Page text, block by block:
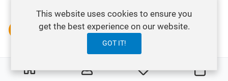
My Wishlist
Encomenda mínima 19€. Prazo de entrega
24/48 horas por SEUR e Correos Express.
Transferência.
This website uses cookies to ensure you
get the best experience on our website.
GOT IT!